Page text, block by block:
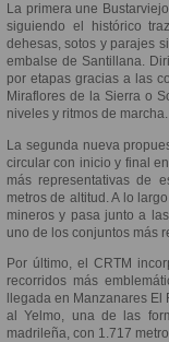
La primera une
siguiendo el histórico
dehesas, sotos y parajes
embalse de Santillana.
por etapas gracias a las
Miraflores de la Sierra o
niveles y ritmos de marcha.
La segunda nueva
circular con inicio y final
más representativas de
metros de altitud. A lo
mineros y pasa junto a
uno de los conjuntos más
Por último, el CRTM
recorridos más
llegada en Manzanares
al Yelmo, una de las
madrileña, con 1.717